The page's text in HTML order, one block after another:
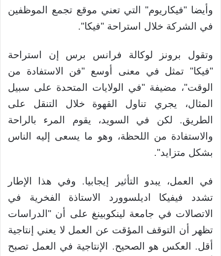
وأيضا "فيكاريوم" التي تعني موقع تجمع الموظفين
في الشركة خلال استراحة "فيكا".
وتقول برونز لوكالة فرانس برس إن استراحة
"فيكا" تمثل في معنى أوسع "فن الاستفادة من
الوقت"، مضيفة "في الولايات المتحدة على سبيل
المثال، يجري تناول القهوة خلال التنقل على
الطريق. لكن في السويد، يقوم المرء بالراحة
والاستفادة من اللحظة، وهو ما يسعى إليه الناس
بشكل متزايد".
في العمل، يبدو التأثير إيجابيا. وفي هذا الإطار
تشدد فيفيكا اديلسوورد الاستاذة الفخرية في
الاتصالات في جامعة لينكوبينغ على أن "الدراسات
تظهر أن التوقف المؤقت عن العمل لا يعني إنتاجية
أقل. العكس هو الصحيح. الإنتاجية في العمل تصبح